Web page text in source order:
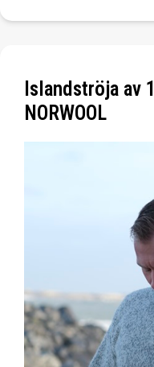
Islandströja av
NORWOOL